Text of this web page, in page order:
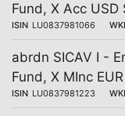
Fund, X Acc USD
ISIN LU0837981066
abrdn SICAV I -
Fund, X MInc
ISIN LU0837981223